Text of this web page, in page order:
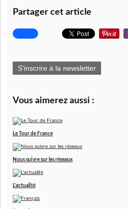
Partager cet article
S'inscrire à la newsletter
Vous aimerez aussi :
Le Tour de France
Nous suivre sur les réseaux
L'actualité